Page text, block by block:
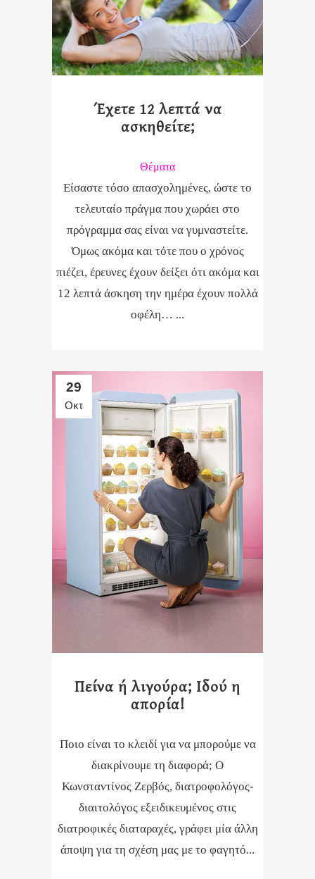
Έχετε 12 λεπτά να
ασκηθείτε;
Θέματα
Είσαστε τόσο απασχολημένες, ώστε το
τελευταίο πράγμα που χωράει στο
πρόγραμμα σας είναι να γυμναστείτε.
Όμως ακόμα και τότε που ο χρόνος
πιέζει, έρευνες έχουν δείξει ότι ακόμα και
12 λεπτά άσκηση την ημέρα έχουν πολλά
οφέλη… ...
29
Οκτ
Πείνα ή λιγούρα; Ιδού η
απορία!
Ποιο είναι το κλειδί για να μπορούμε να
διακρίνουμε τη διαφορά; Ο
Κωνσταντίνος Ζερβός, διατροφολόγος-
διαιτολόγος εξειδικευμένος στις
διατροφικές διαταραχές, γράφει μία άλλη
άποψη για τη σχέση μας με το φαγητό...